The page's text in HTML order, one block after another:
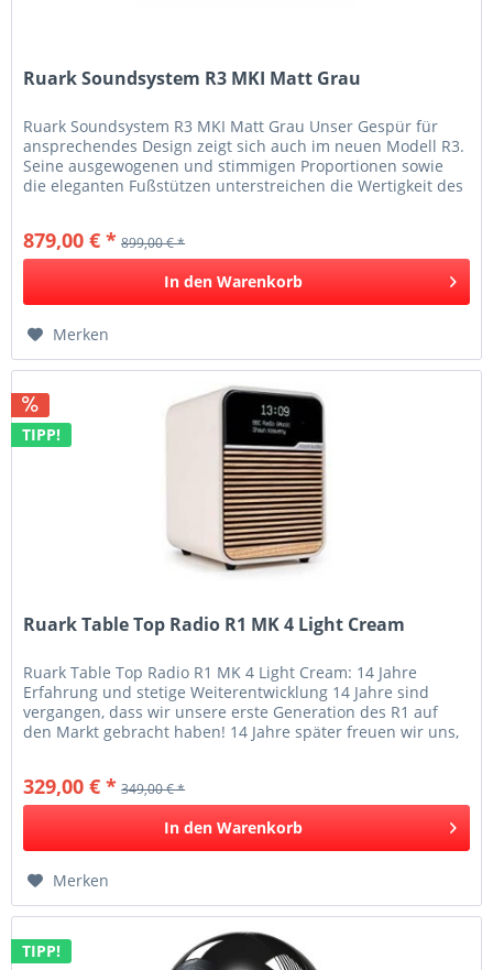
Ruark Soundsystem R3 MKI Matt Grau
Ruark Soundsystem R3 MKI Matt Grau Unser Gespür für
ansprechendes Design zeigt sich auch im neuen Modell R3.
Seine ausgewogenen und stimmigen Proportionen sowie
die eleganten Fußstützen unterstreichen die Wertigkeit des
879,00 € * 899,00 € *
In den Warenkorb
Merken
TIPP!
Ruark Table Top Radio R1 MK 4 Light Cream
Ruark Table Top Radio R1 MK 4 Light Cream: 14 Jahre
Erfahrung und stetige Weiterentwicklung 14 Jahre sind
vergangen, dass wir unsere erste Generation des R1 auf
den Markt gebracht haben! 14 Jahre später freuen wir uns,
329,00 € * 349,00 € *
In den Warenkorb
Merken
TIPP!